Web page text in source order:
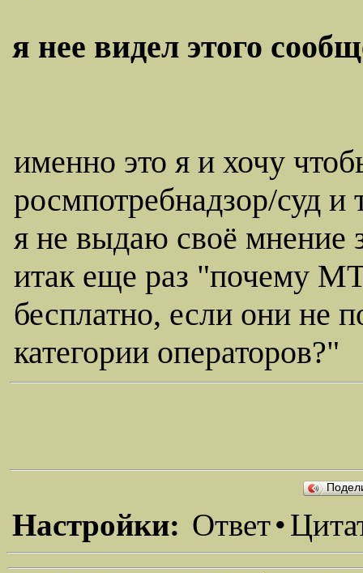
я нее видел этого
именно это я и хочу
росмпотребнадзор/суд и
я не выдаю своё мнение
итак еще раз "почему
бесплатно, если они не
категории операторов?"
Настройки: Ответ•